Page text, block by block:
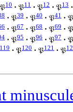
𝔓10 · 𝔓11 · 𝔓12 · 𝔓13 ·
· 𝔓39 · 𝔓40 · 𝔓41 · 𝔓
· 𝔓67 · 𝔓68 · 𝔓69 · 𝔓
· 𝔓95 · 𝔓96 · 𝔓97 · 𝔓
119 · 𝔓120 · 𝔓121 · 𝔓